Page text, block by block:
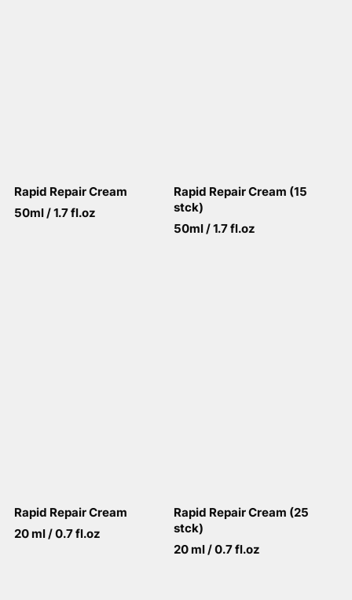
Rapid Repair Cream
50ml / 1.7 fl.oz
Rapid Repair Cream (15
stck)
50ml / 1.7 fl.oz
Rapid Repair Cream
20 ml / 0.7 fl.oz
Rapid Repair Cream (25
stck)
20 ml / 0.7 fl.oz